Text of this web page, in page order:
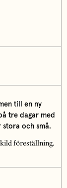
till en ny
tre dagar med
och små.
föreställning.